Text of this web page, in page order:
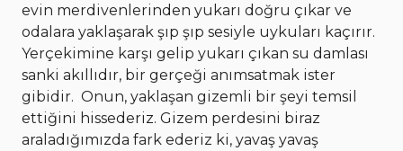
evin merdivenlerinden yukarı doğru çıkar ve
odalara yaklaşarak şıp şıp sesiyle uykuları kaçırır.
Yerçekimine karşı gelip yukarı çıkan su damlası
sanki akıllıdır, bir gerçeği anımsatmak ister
gibidir. Onun, yaklaşan gizemli bir şeyi temsil
ettiğini hissederiz. Gizem perdesini biraz
araladığımızda fark ederiz ki, yavaş yavaş